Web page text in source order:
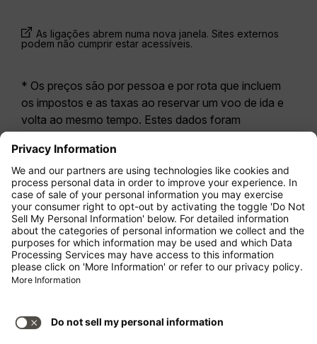
As ligações abrem numa nova janela. Sites externos
podem não cumprir estar acessíveis.
* Os preços são por pessoa e por rota que incluem
os impostos e as taxas ao reservar um voo de ida e
volta ao mesmo tempo. Estes dados foram
estar atualizados. As tarifas apresentadas para a
Economy Class correspondem geralmente à
Economy Zero, a nossa opção tarifária mais restritiva.
Poderão aplicar-se taxas adicionais parabagagem
registadaou outros serviços opcionais. Aplicam-se
osTermos e Condições Gerais de Transporte
(T&C).